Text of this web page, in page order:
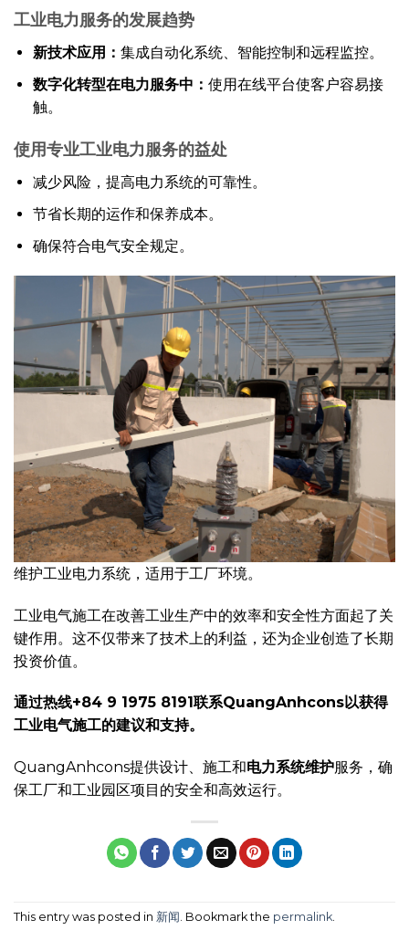
工业电力服务的发展趋势
新技术应用： 集成自动化系统、智能控制和远程监控。
数字化转型在电力服务中： 使用在线平台使客户容易接
触。
使用专业工业电力服务的益处
减少风险，提高电力系统的可靠性。
节省长期的运作和保养成本。
确保符合电气安全规定。
维护工业电力系统，适用于工厂环境。
工业电气施工在改善工业生产中的效率和安全性方面起了关
键作用。这不仅带来了技术上的利益，还为企业创造了长期
投资价值。
通过热线+84 9 1975 8191联系QuangAnhcons以获得
工业电气施工的建议和支持。
QuangAnhcons提供设计、施工和电力系统维护服务，确
保工厂和工业园区项目的安全和高效运行。
This entry was posted in 新闻. Bookmark the permalink.